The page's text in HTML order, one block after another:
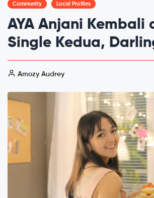
Community Local Profiles
AYA Anjani Kembali
Single Kedua,
Amozy Audrey